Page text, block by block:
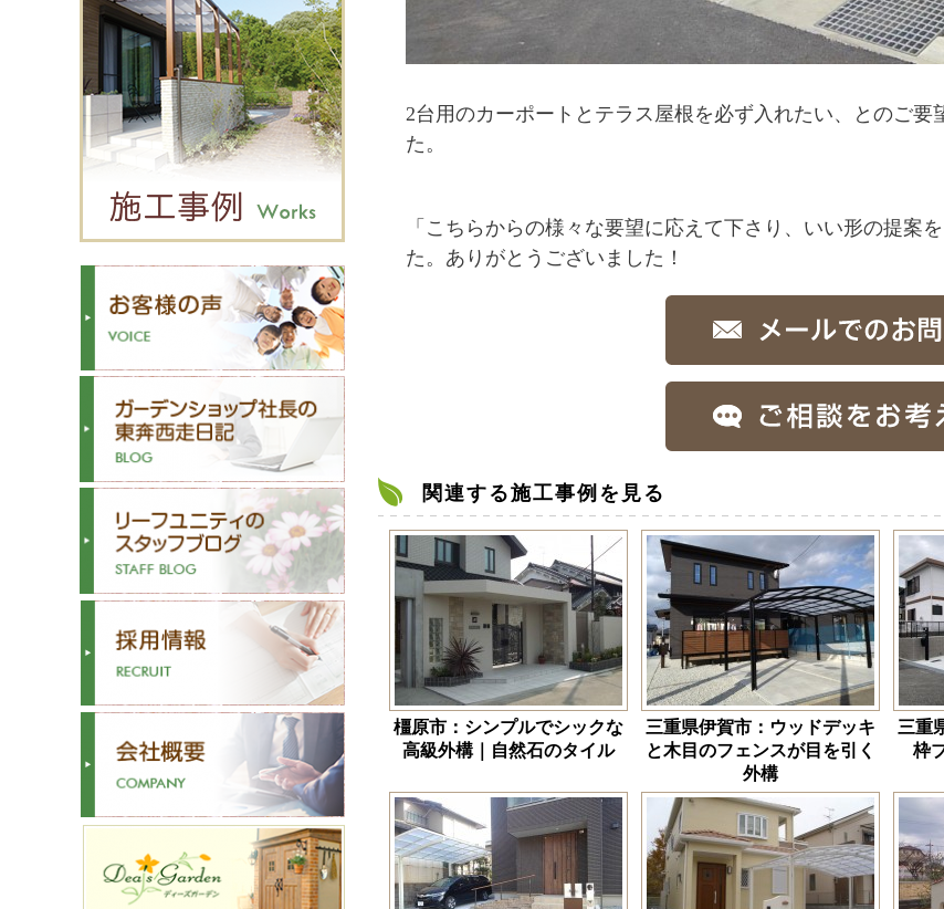
2台用のカーポートとテラス屋根を必ず入れたい、とのご
た。
「こちらからの様々な要望に応えて下さり、いい形の提案
た。ありがとうございました！
関連する施工事例を見る
橿原市：シンプルでシックな
高級外構｜自然石のタイル
三重県伊賀市：ウッドデッキ
と木目のフェンスが目を引く
外構
三重
枠